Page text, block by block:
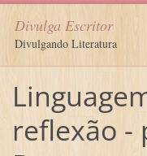
Divulga Escritor
Divulgando Literatura
reflexão -